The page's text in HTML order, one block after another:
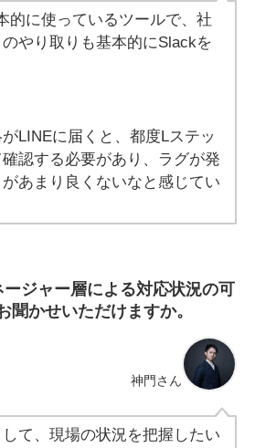
的に使っているツールで、社
やり取りも基本的にSlackを
LINEに届くと、都度Lステッ
認する必要があり、ラグが発
あまり良くないなと感じてい
ジャー層による対応状況の可
聞かせいただけますか。
神門さん
て、現場の状況を把握したい